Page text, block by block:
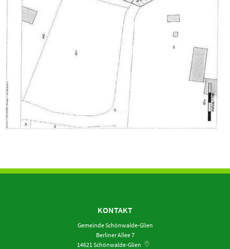
KONTAKT
Gemeinde Schönwalde-Glien
Berliner Allee 7
14621 Schönwalde-Glien